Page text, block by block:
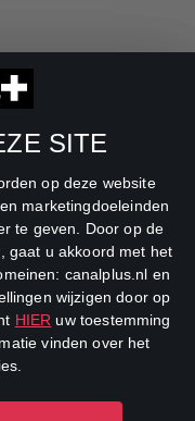
SITE
op deze website
marketingdoeleinden
te geven. Door op de
gaat u akkoord met het
canalplus.nl en
wijzigen door op
HIER uw toestemming
vinden over het
Channel